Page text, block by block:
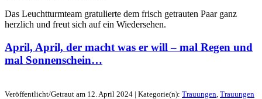
Das Leuchtturmteam gratulierte dem frisch getrauten Paar ganz
herzlich und freut sich auf ein Wiedersehen.
April, April, der macht was er will – mal Regen und
mal Sonnenschein…
Veröffentlicht/Getraut am 12. April 2024 | Kategorie(n): Trauungen Trauungen